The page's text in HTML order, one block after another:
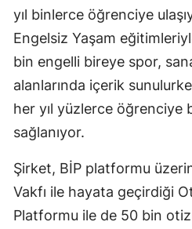
yıl binlerce öğrenciye
Engelsiz Yaşam
bin engelli bireye spor,
alanlarında içerik
her yıl yüzlerce öğrenciye
sağlanıyor.
Şirket, BİP platformu
Vakfı ile hayata geçirdiği
Platformu ile de 50 bin